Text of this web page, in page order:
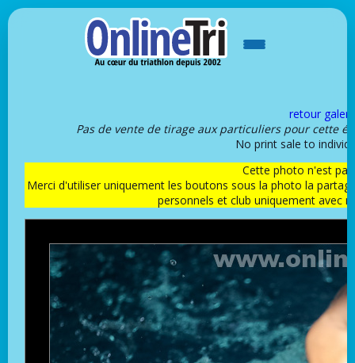
retour
Pas de vente de tirage aux particuliers pour cette
No print sale to
Cette photo n'est
Merci d'utiliser uniquement les boutons sous la photo la
personnels et club uniquement avec